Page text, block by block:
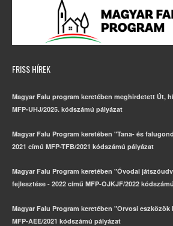
FRISS HÍREK
Magyar Falu program keretében meghirdetett Út,
MFP-UHJ/2025. kódszámú pályázat
Magyar Falu Program keretében "Tana- és
2021 című MFP-TFB/2021 kódszámú pályázat
Magyar Falu Program keretében "Óvodai
fejlesztése - 2022 című MFP-OJKJF/2022
Magyar Falu Program keretében "Orvosi eszközök
MFP-AEE/2021 kódszámú pályázat